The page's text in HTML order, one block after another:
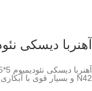
آهنربا دیسکی
N42 و بسیار قوی با آبکاری نیکل و مورد استفاده در صنایع مختلف